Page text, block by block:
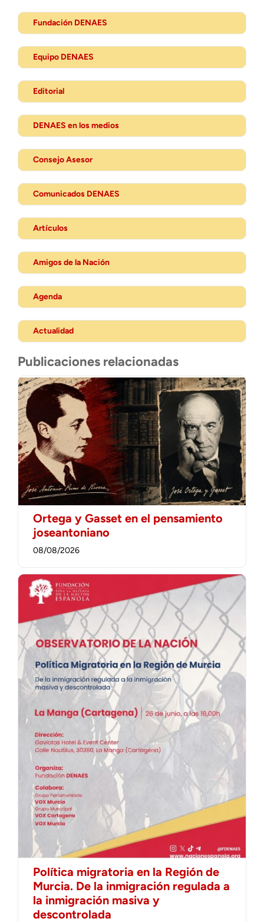
Fundación DENAES
Equipo DENAES
Editorial
DENAES en los medios
Consejo Asesor
Comunicados DENAES
Artículos
Amigos de la Nación
Agenda
Actualidad
Publicaciones relacionadas
Ortega y Gasset en el pensamiento
joseantoniano
08/08/2026
Política migratoria en la Región de
Murcia. De la inmigración regulada a
la inmigración masiva y
descontrolada